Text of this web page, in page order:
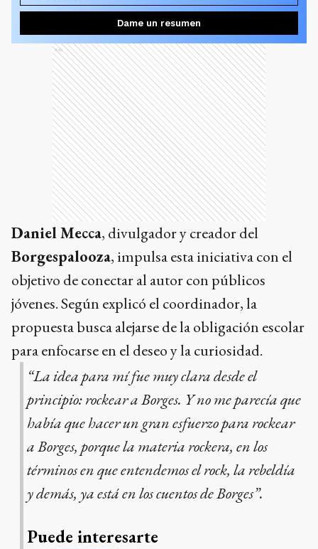
Dame un resumen
Ads
Daniel Mecca, divulgador y creador del
Borgespalooza, impulsa esta iniciativa con el
objetivo de conectar al autor con públicos
jóvenes. Según explicó el coordinador, la
propuesta busca alejarse de la obligación escolar
para enfocarse en el deseo y la curiosidad.
“La idea para mí fue muy clara desde el
principio: rockear a Borges. Y no me parecía que
había que hacer un gran esfuerzo para rockear
a Borges, porque la materia rockera, en los
términos en que entendemos el rock, la rebeldía
y demás, ya está en los cuentos de Borges”.
Puede interesarte